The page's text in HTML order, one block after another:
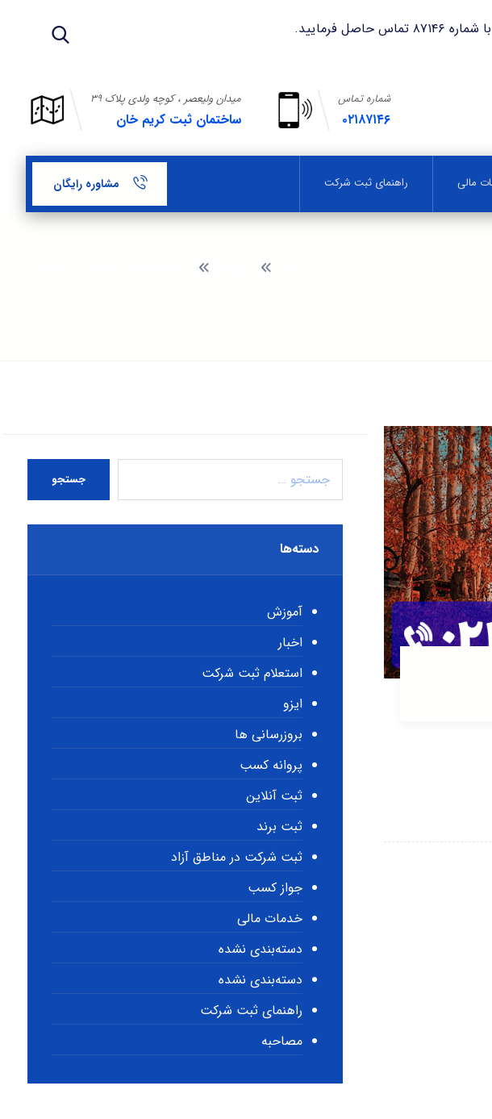
فرمایید.
میدان ولیعصر ، کوچه ولدی پلاک ۳۹
ساختمان ثبت کریم خان
شماره تماس
۰۲۱۸۷۱۴۶
مالی راهنمای ثبت شرکت مشاوره رایگان
جستجو
دسته‌ها
آموزش
اخبار
استعلام ثبت شرکت
ایزو
بروزرسانی ها
پروانه کسب
ثبت آنلاین
ثبت برند
ثبت شرکت در مناطق آزاد
جواز کسب
خدمات مالی
دسته‌بندی نشده
دسته‌بندی نشده
راهنمای ثبت شرکت
مصاحبه